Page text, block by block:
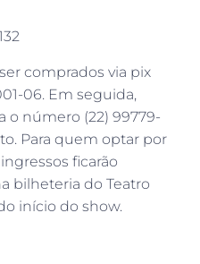
comprados via pix
06. Em seguida,
o número (22) 99779-
Para quem optar por
ficarão
bilheteria do Teatro
início do show.